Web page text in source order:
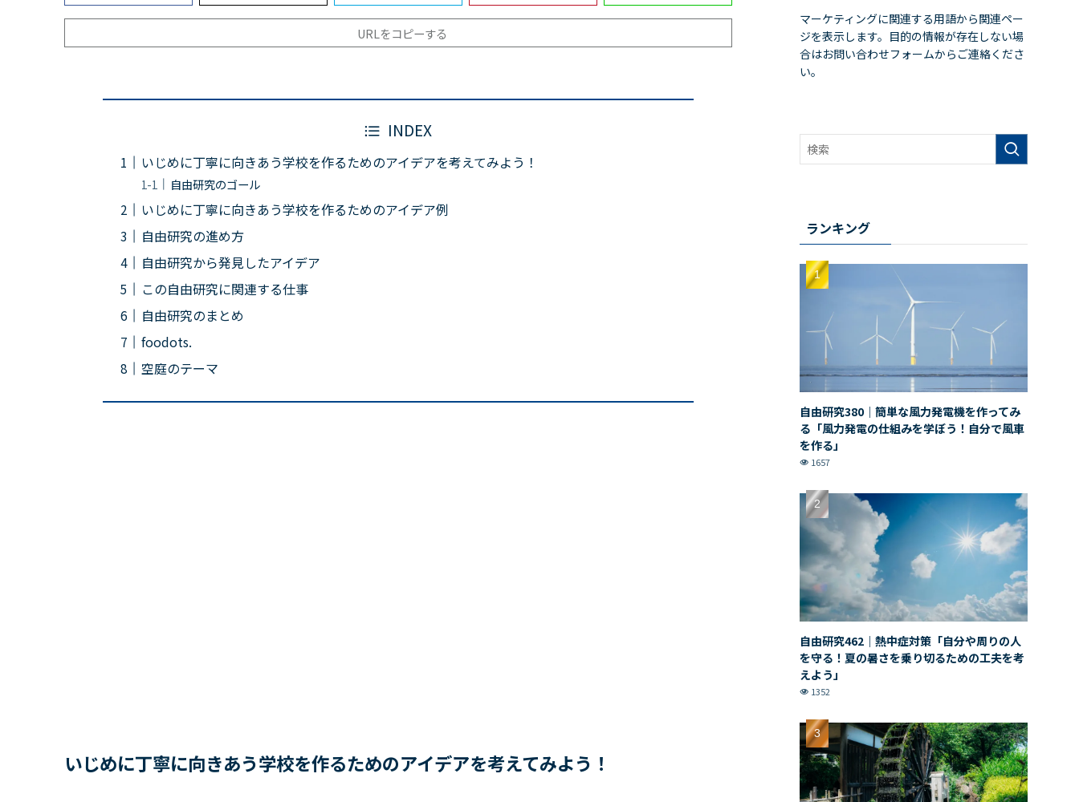
URLをコピーする
INDEX
いじめに丁寧に向きあう学校を作るためのアイデアを考えてみよう！
自由研究のゴール
いじめに丁寧に向きあう学校を作るためのアイデア例
自由研究の進め方
自由研究から発見したアイデア
この自由研究に関連する仕事
自由研究のまとめ
foodots.
空庭のテーマ
いじめに丁寧に向きあう学校を作るためのアイデアを考えてみよう！
マーケティングに関連する用語から関連ペー
ジを表示します。目的の情報が存在しない場
合はお問い合わせフォームからご連絡くださ
い。
ランキング
自由研究380｜簡単な風力発電機を作ってみ
る「風力発電の仕組みを学ぼう！自分で風車
を作る」
1657
自由研究462｜熱中症対策「自分や周りの人
を守る！夏の暑さを乗り切るための工夫を考
えよう」
1352